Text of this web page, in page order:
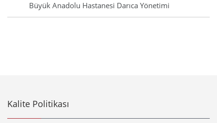
Büyük Anadolu Hastanesi Darıca Yönetimi
Kalite Politikası